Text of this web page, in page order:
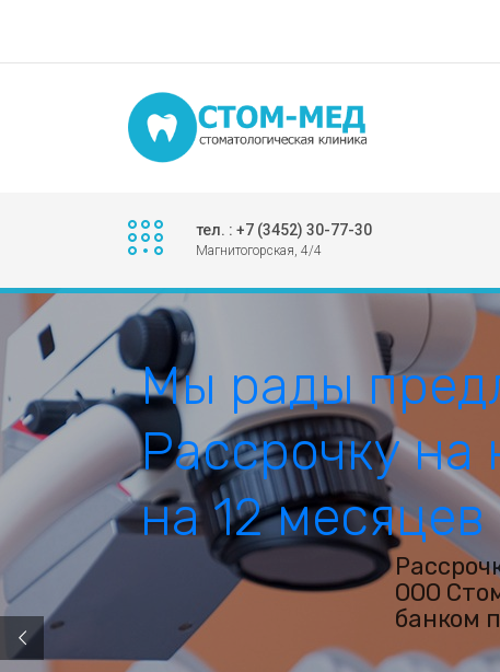
тел. : +7 (3452) 30-77-30
Магнитогорская, 4/4
Мы рады
Рассрочку на
на12 месяцев
ООО
банком